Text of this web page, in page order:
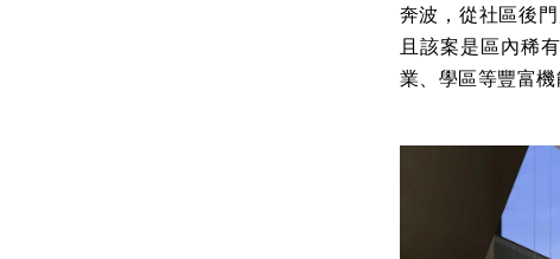
奔波，從社區後
且該案是區內稀
業、學區等豐富機